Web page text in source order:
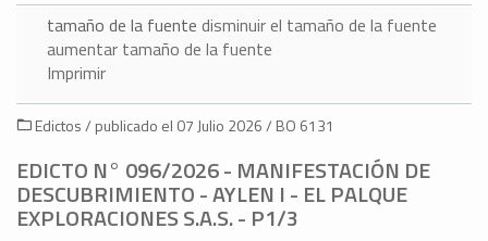
tamaño de la fuente disminuir el tamaño de la fuente
aumentar tamaño de la fuente
Imprimir
Edictos / publicado el 07 Julio 2026 / BO 6131
EDICTO N° 096/2026 - MANIFESTACIÓN DE
DESCUBRIMIENTO - AYLEN I - EL PALQUE
EXPLORACIONES S.A.S. - P1/3